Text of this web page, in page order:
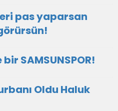
pas yaparsan
SAMSUNSPOR!
Oldu Haluk